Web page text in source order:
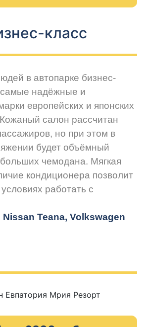
класс
в автопарке бизнес-
самые надёжные и
европейских и японских
салон рассчитан
но при этом в
будет объёмный
чемодана. Мягкая
кондиционера позволит
работать с
Nissan Teana, Volkswagen